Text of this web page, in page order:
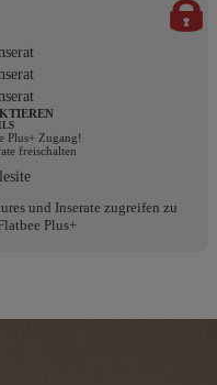
Plus+ Zugang!
freischalten
und Inserate zugreifen zu
Plus+